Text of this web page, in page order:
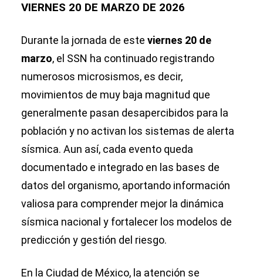
VIERNES 20 DE MARZO DE 2026
Durante la jornada de este viernes 20 de
marzo, el SSN ha continuado registrando
numerosos microsismos, es decir,
movimientos de muy baja magnitud que
generalmente pasan desapercibidos para la
población y no activan los sistemas de alerta
sísmica. Aun así, cada evento queda
documentado e integrado en las bases de
datos del organismo, aportando información
valiosa para comprender mejor la dinámica
sísmica nacional y fortalecer los modelos de
predicción y gestión del riesgo.
En la Ciudad de México, la atención se